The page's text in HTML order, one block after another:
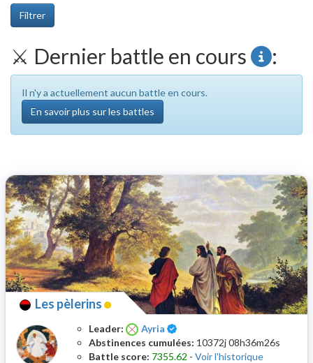
Filtrer
⚔️ Dernier battle en cours :
Il n'y a actuellement aucun battle en cours.
En savoir plus sur les battles
Les pèlerins
Leader: Ayria
Certifié
Abstinences cumulées: 10372j 08h36m26s
Battle score: 7355.62 - Voir l'historique